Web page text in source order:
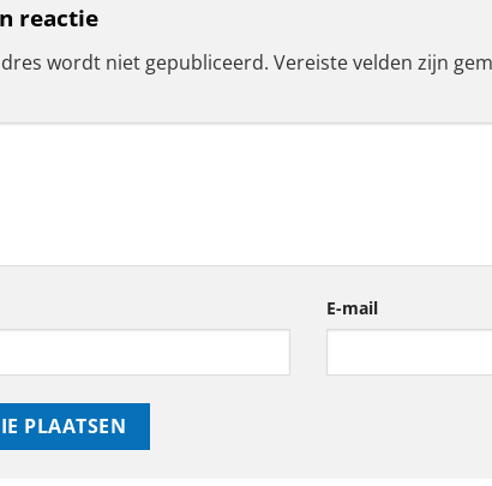
reactie
wordt niet gepubliceerd. Vereiste velden zijn
E-mail